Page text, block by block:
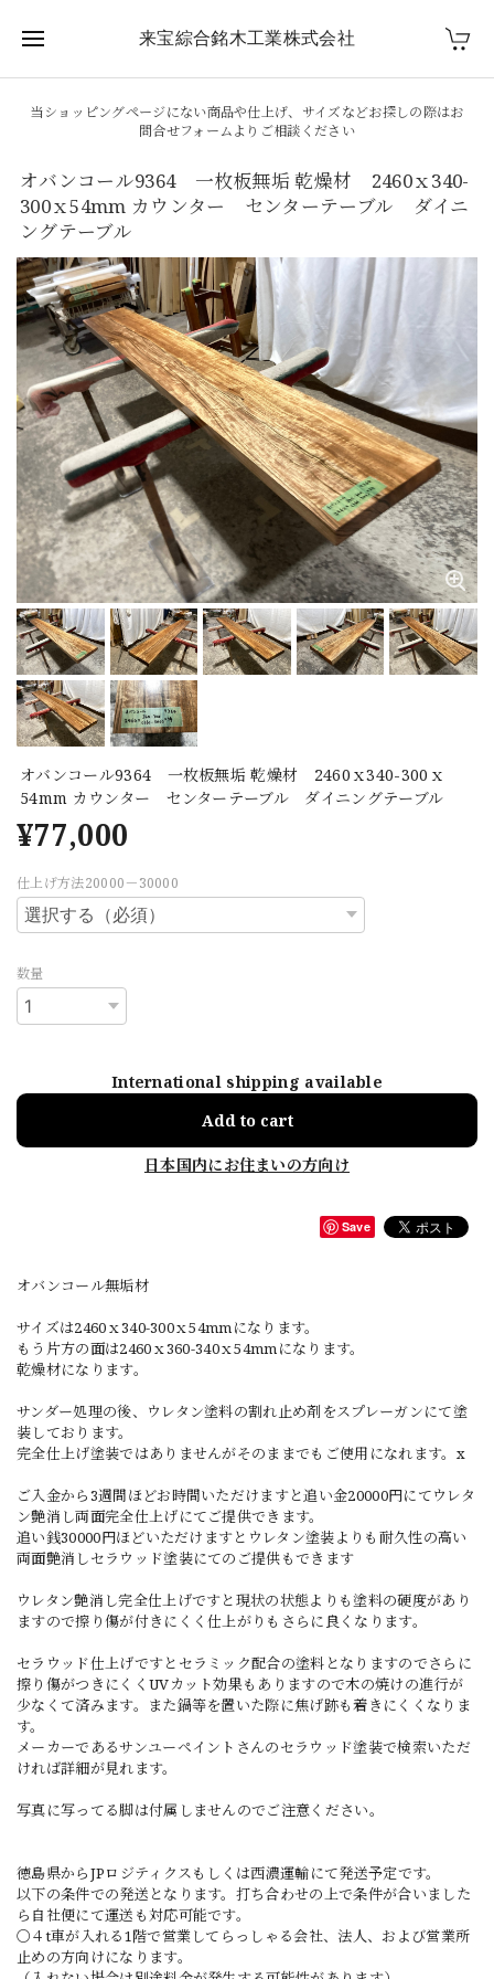
来宝綜合銘木工業株式会社
当ショッピングページにない商品や仕上げ、サイズなどお探しの際はお
問合せフォームよりご相談ください
オバンコール9364 一枚板無垢 乾燥材 2460ｘ340-
300ｘ54mm カウンター センターテーブル ダイニ
ングテーブル
オバンコール9364 一枚板無垢 乾燥材 2460ｘ340-300ｘ
54mm カウンター センターテーブル ダイニングテーブル
¥77,000
仕上げ方法20000－30000
数量
International shipping available
Add to cart
日本国内にお住まいの方向け
Save
オバンコール無垢材
サイズは2460ｘ340-300ｘ54mmになります。
もう片方の面は2460ｘ360-340ｘ54mmになります。
乾燥材になります。
サンダー処理の後、ウレタン塗料の割れ止め剤をスプレーガンにて塗
装しております。
完全仕上げ塗装ではありませんがそのままでもご使用になれます。x
ご入金から3週間ほどお時間いただけますと追い金20000円にてウレタ
ン艶消し両面完全仕上げにてご提供できます。
追い銭30000円ほどいただけますとウレタン塗装よりも耐久性の高い
両面艶消しセラウッド塗装にてのご提供もできます
ウレタン艶消し完全仕上げですと現状の状態よりも塗料の硬度があり
ますので擦り傷が付きにくく仕上がりもさらに良くなります。
セラウッド仕上げですとセラミック配合の塗料となりますのでさらに
擦り傷がつきにくくUVカット効果もありますので木の焼けの進行が
少なくて済みます。また鍋等を置いた際に焦げ跡も着きにくくなりま
す。
メーカーであるサンユーペイントさんのセラウッド塗装で検索いただ
ければ詳細が見れます。
写真に写ってる脚は付属しませんのでご注意ください。
徳島県からJPロジティクスもしくは西濃運輸にて発送予定です。
以下の条件での発送となります。打ち合わせの上で条件が合いました
ら自社便にて運送も対応可能です。
〇４t車が入れる1階で営業してらっしゃる会社、法人、および営業所
止めの方向けになります。